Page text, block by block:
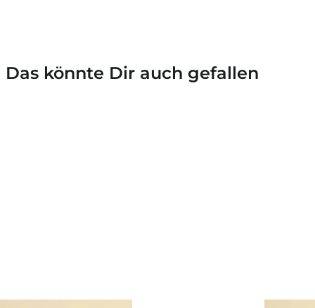
Das könnte Dir auch gefallen